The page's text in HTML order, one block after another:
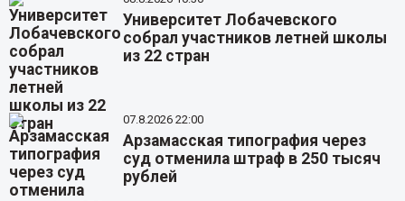
Университет Лобачевского
собрал участников летней школы
из 22 стран
07.8.2026 22:00
Арзамасская типография через
суд отменила штраф в 250 тысяч
рублей